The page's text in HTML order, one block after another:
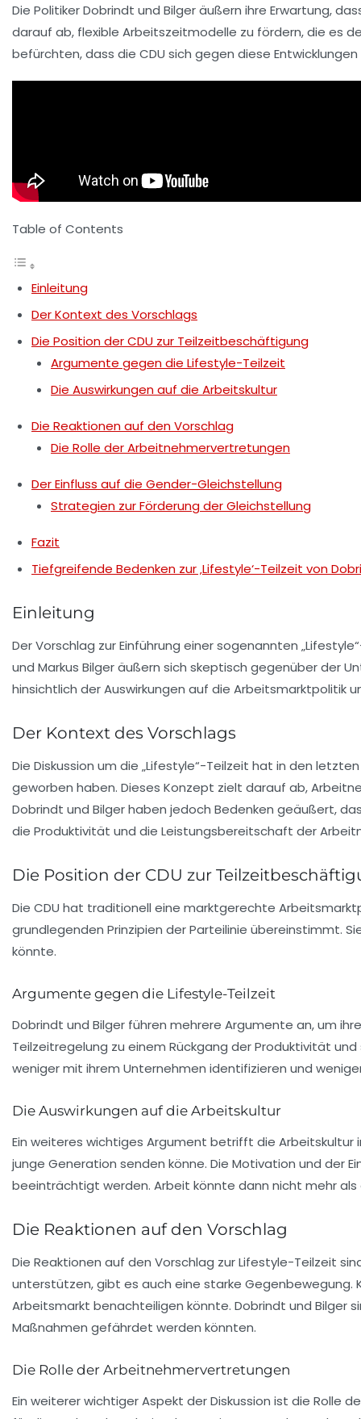
Die PolitikerDobrindt und Bilgeräußern ihre Erwartung,
darauf ab, flexible Arbeitszeitmodelle zu fördern, die es
befürchten, dass die CDU sich gegen diese
Table of Contents
Einleitung
Der Kontext des Vorschlags
Die Position der CDU zur Teilzeitbeschäftigung
Argumente gegen die Lifestyle-Teilzeit
Die Auswirkungen auf die Arbeitskultur
Die Reaktionen auf den Vorschlag
Die Rolle der Arbeitnehmervertretungen
Der Einfluss auf die Gender-Gleichstellung
Strategien zur Förderung der Gleichstellung
Fazit
Tiefgreifende Bedenken zur ‚Lifestyle‘-Teilzeit von
Einleitung
Der Vorschlag zur Einführung einer sogenannten
und Markus Bilgeräußern sich skeptisch gegenüber der
hinsichtlich der Auswirkungen auf die Arbeitsmarktpolitik
Der Kontext des Vorschlags
Die Diskussion um die „Lifestyle“-Teilzeit hat in den
geworben haben. Dieses Konzept zielt darauf ab,
Dobrindt und Bilgerhaben jedoch Bedenken geäußert,
die Produktivität und die Leistungsbereitschaft der
Die Position der CDU zur
Die CDU hat traditionell eine marktgerechte
grundlegenden Prinzipien der Parteilinie übereinstimmt.
könnte.
Argumente gegen die Lifestyle-Teilzeit
Dobrindt und Bilger führen mehrere Argumente an, um
Teilzeitregelung zu einem Rückgang derProduktivität und
weniger mit ihrem Unternehmen identifizieren und
Die Auswirkungen auf die Arbeitskultur
Ein weiteres wichtiges Argument betrifft die Arbeitskultur
junge Generation senden könne. Die Motivation und der
beeinträchtigt werden. Arbeit könnte dann nicht mehr
Die Reaktionen auf den Vorschlag
Die Reaktionen auf den Vorschlag zur Lifestyle-Teilzeit
unterstützen, gibt es auch eine starke Gegenbewegung.
Arbeitsmarkt benachteiligen könnte. Dobrindt und Bilger
Maßnahmen gefährdet werden könnten.
Die Rolle der Arbeitnehmervertretungen
Ein weiterer wichtiger Aspekt der Diskussion ist die Rolle